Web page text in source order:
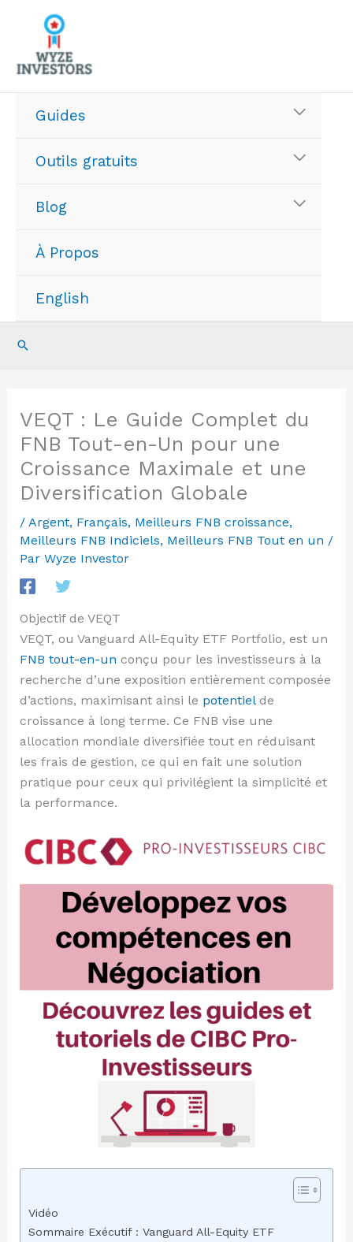
contenu
Guides
Outils gratuits
Blog
À Propos
English
Recherche
VEQT : Le Guide Complet du
FNB Tout-en-Un pour une
Croissance Maximale et une
Diversification Globale
/ Argent, Français, Meilleurs FNB croissance,
Meilleurs FNB Indiciels, Meilleurs FNB Tout en un /
Par Wyze Investor
Objectif de VEQT
VEQT, ou Vanguard All-Equity ETF Portfolio, est un
FNB tout-en-un conçu pour les investisseurs à la
recherche d’une exposition entièrement composée
d’actions, maximisant ainsi le potentielde
croissance à long terme. Ce FNB vise une
allocation mondiale diversifiée tout en réduisant
les frais de gestion, ce qui en fait une solution
pratique pour ceux qui privilégient la simplicité et
la performance.
Vidéo
Sommaire Exécutif : Vanguard All-Equity ETF